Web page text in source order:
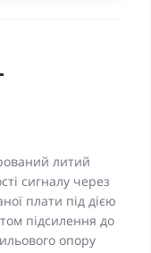
литий
сигналу через
плати під дією
підсилення до
опору